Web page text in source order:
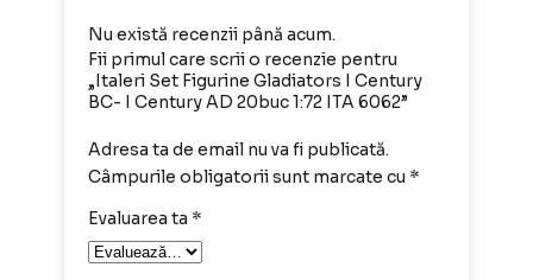
Nu există recenzii până acum.
Fii primul care scrii o recenzie pentru
„Italeri Set Figurine Gladiators I Century
BC- I Century AD 20buc 1:72 ITA 6062”
Adresa ta de email nu va fi publicată.
Câmpurile obligatorii sunt marcate cu *
Evaluarea ta *